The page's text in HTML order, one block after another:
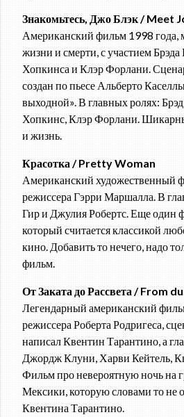
Знакомьтесь, Джо Блэк / Meet
Американский фильм 1998 года,
жизни и смерти, с участием
Хопкинса и Клэр Форлани.
создан по пьесе Альберто
выходной». В главных ролях:
Хопкинс, Клэр Форлани.
и жизнь.
Красотка / Pretty Woman
Американский художественный
режиссера Гэрри Маршалла. В
Гир и Джулия Робертс. Еще один
который считается классикой
кино. Добавить то нечего, надо
фильм.
От Заката до Рассвета / From
Легендарный американский
режиссера Роберта Родригеса,
написал Квентин Тарантино, а
Джордж Клуни, Харви Кейтель,
Фильм про невероятную ночь
Мексики, которую словами то не
Квентина Тарантино.